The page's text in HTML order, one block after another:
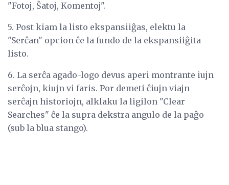
"Fotoj, Ŝatoj, Komentoj".
5. Post kiam la listo ekspansiiĝas, elektu la
"Serĉan" opcion ĉe la fundo de la ekspansiiĝita
listo.
6. La serĉa agado-logo devus aperi montrante iujn
serĉojn, kiujn vi faris. Por demeti ĉiujn viajn
serĉajn historiojn, alklaku la ligilon "Clear
Searches" ĉe la supra dekstra angulo de la paĝo
(sub la blua stango).